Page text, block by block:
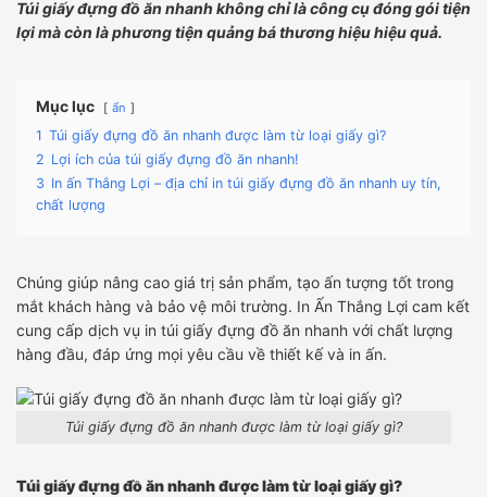
Túi giấy đựng đồ ăn nhanh không chỉ là công cụ đóng gói tiện
lợi mà còn là phương tiện quảng bá thương hiệu hiệu quả.
Mục lục ẩn
1 Túi giấy đựng đồ ăn nhanh được làm từ loại giấy gì?
2 Lợi ích của túi giấy đựng đồ ăn nhanh!
3 In ấn Thắng Lợi – địa chỉ in túi giấy đựng đồ ăn nhanh uy tín,
chất lượng
Chúng giúp nâng cao giá trị sản phẩm, tạo ấn tượng tốt trong
mắt khách hàng và bảo vệ môi trường. In Ấn Thắng Lợi cam kết
cung cấp dịch vụ in túi giấy đựng đồ ăn nhanh với chất lượng
hàng đầu, đáp ứng mọi yêu cầu về thiết kế và in ấn.
Túi giấy đựng đồ ăn nhanh được làm từ loại giấy gì?
Túi giấy đựng đồ ăn nhanh được làm từ loại giấy gì?